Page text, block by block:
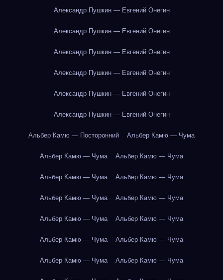
Александр Пушкин — Евгений Онегин
Александр Пушкин — Евгений Онегин
Александр Пушкин — Евгений Онегин
Александр Пушкин — Евгений Онегин
Александр Пушкин — Евгений Онегин
Александр Пушкин — Евгений Онегин
Альбер Камю — Посторонний Альбер Камю — Чума
Альбер Камю — Чума Альбер Камю — Чума
Альбер Камю — Чума Альбер Камю — Чума
Альбер Камю — Чума Альбер Камю — Чума
Альбер Камю — Чума Альбер Камю — Чума
Альбер Камю — Чума Альбер Камю — Чума
Альбер Камю — Чума Альбер Камю — Чума